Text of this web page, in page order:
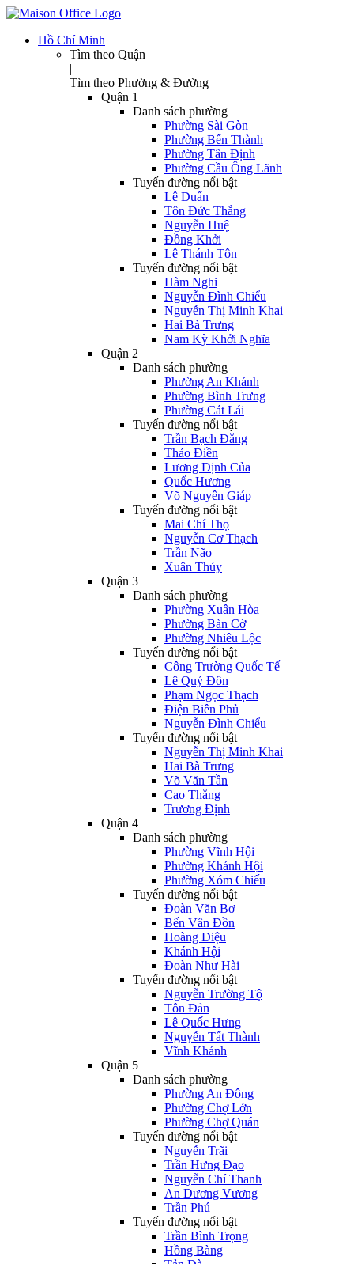
Hồ Chí Minh
Tìm theo Quận
|
Tìm theo Phường & Đường
Quận 1
Danh sách phường
Phường Sài Gòn
Phường Bến Thành
Phường Tân Định
Phường Cầu Ông Lãnh
Tuyến đường nổi bật
Lê Duẩn
Tôn Đức Thắng
Nguyễn Huệ
Đồng Khởi
Lê Thánh Tôn
Tuyến đường nổi bật
Hàm Nghi
Nguyễn Đình Chiểu
Nguyễn Thị Minh Khai
Hai Bà Trưng
Nam Kỳ Khởi Nghĩa
Quận 2
Danh sách phường
Phường An Khánh
Phường Bình Trưng
Phường Cát Lái
Tuyến đường nổi bật
Trần Bạch Đằng
Thảo Điền
Lương Định Của
Quốc Hương
Võ Nguyên Giáp
Tuyến đường nổi bật
Mai Chí Thọ
Nguyễn Cơ Thạch
Trần Não
Xuân Thủy
Quận 3
Danh sách phường
Phường Xuân Hòa
Phường Bàn Cờ
Phường Nhiêu Lộc
Tuyến đường nổi bật
Công Trường Quốc Tế
Lê Quý Đôn
Phạm Ngọc Thạch
Điện Biên Phủ
Nguyễn Đình Chiểu
Tuyến đường nổi bật
Nguyễn Thị Minh Khai
Hai Bà Trưng
Võ Văn Tần
Cao Thắng
Trương Định
Quận 4
Danh sách phường
Phường Vĩnh Hội
Phường Khánh Hội
Phường Xóm Chiếu
Tuyến đường nổi bật
Đoàn Văn Bơ
Bến Vân Đồn
Hoàng Diệu
Khánh Hội
Đoàn Như Hài
Tuyến đường nổi bật
Nguyễn Trường Tộ
Tôn Đản
Lê Quốc Hưng
Nguyễn Tất Thành
Vĩnh Khánh
Quận 5
Danh sách phường
Phường An Đông
Phường Chợ Lớn
Phường Chợ Quán
Tuyến đường nổi bật
Nguyễn Trãi
Trần Hưng Đạo
Nguyễn Chí Thanh
An Dương Vương
Trần Phú
Tuyến đường nổi bật
Trần Bình Trọng
Hồng Bàng